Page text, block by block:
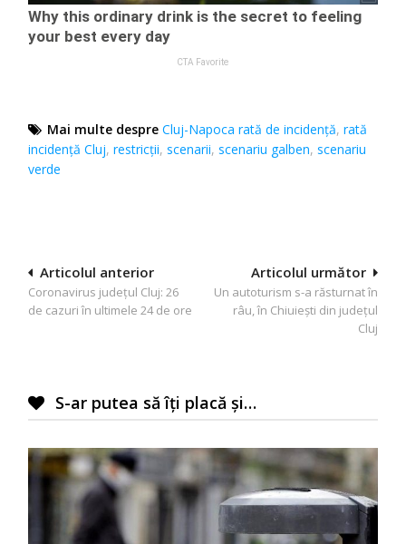
Mai multe despre Cluj-Napoca rată de incidență,rată
incidență Cluj,restricții,scenarii,scenariu galben,scenariu
verde
Navigare
în
Articolul următor
Un autoturism s-a răsturnat în
râu, în Chiuiești din județul
Cluj
Articolul anterior
Coronavirus județul Cluj: 26
de cazuri în ultimele 24 de ore
S-ar putea să îți placă și…